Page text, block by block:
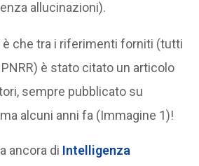
allucinazioni).
è che tra i riferimenti forniti (tutti
è stato citato un articolo
sempre pubblicato su
alcuni anni fa (Immagine 1)!
ancora di Intelligenza